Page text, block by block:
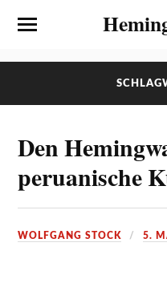
Den
peruanische
WOLFGANG STOCK 5.